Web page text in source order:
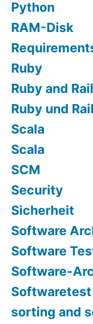
Python
RAM-Disk
Ruby
Ruby and
Ruby und
Scala
Scala
SCM
Security
Sicherheit
Software
Software
Software-
Softwaretest
sorting and